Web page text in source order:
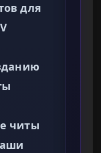
для
читы